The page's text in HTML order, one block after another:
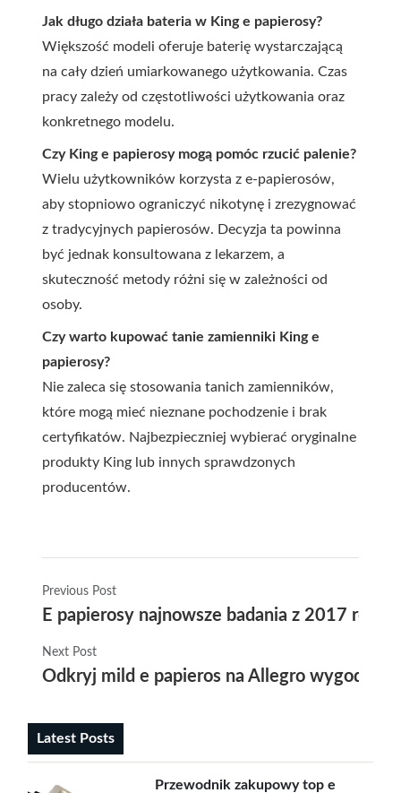
Jak długo działa bateria w King e papierosy?
Większość modeli oferuje baterię wystarczającą
na cały dzień umiarkowanego użytkowania. Czas
pracy zależy od częstotliwości użytkowania oraz
konkretnego modelu.
Czy King e papierosy mogą pomóc rzucić palenie?
Wielu użytkowników korzysta z e-papierosów,
aby stopniowo ograniczyć nikotynę i zrezygnować
z tradycyjnych papierosów. Decyzja ta powinna
być jednak konsultowana z lekarzem, a
skuteczność metody różni się w zależności od
osoby.
Czy warto kupować tanie zamienniki King e
papierosy?
Nie zaleca się stosowania tanich zamienników,
które mogą mieć nieznane pochodzenie i brak
certyfikatów. Najbezpieczniej wybierać oryginalne
produkty King lub innych sprawdzonych
producentów.
Previous Post
E papierosy najnowsze badania z 2017 roku
Next Post
Odkryj mild e papieros na Allegro wygodna
Latest Posts
Przewodnik zakupowy top e